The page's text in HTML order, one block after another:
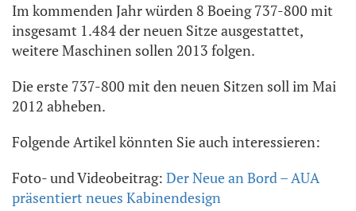
Im kommenden Jahr würden 8 Boeing 737-800 mit
insgesamt 1.484 der neuen Sitze ausgestattet,
weitere Maschinen sollen 2013 folgen.
Die erste 737-800 mit den neuen Sitzen soll im Mai
2012 abheben.
Folgende Artikel könnten Sie auch interessieren:
Foto- und Videobeitrag: Der Neue an Bord – AUA
präsentiert neues Kabinendesign